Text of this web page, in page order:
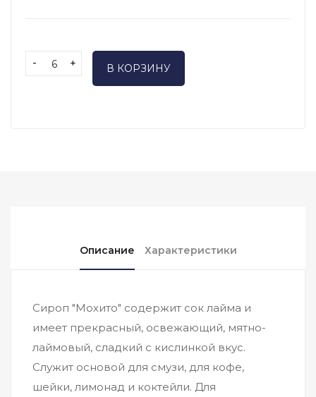
- + В КОРЗИНУ
Описание Характеристики
Сироп "Мохито" содержит сок лайма и
имеет прекрасный, освежающий, мятно-
лаймовый, сладкий с кислинкой вкус.
Служит основой для смузи, для кофе,
шейки, лимонад и коктейли. Для